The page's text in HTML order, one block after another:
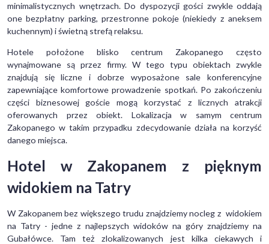
minimalistycznych wnętrzach. Do dyspozycji gości zwykle oddają
one bezpłatny parking, przestronne pokoje (niekiedy z aneksem
kuchennym) i świetną strefą relaksu.
Hotele położone blisko centrum Zakopanego często
wynajmowane są przez firmy. W tego typu obiektach zwykle
znajdują się liczne i dobrze wyposażone sale konferencyjne
zapewniające komfortowe prowadzenie spotkań. Po zakończeniu
części biznesowej goście mogą korzystać z licznych atrakcji
oferowanych przez obiekt. Lokalizacja w samym centrum
Zakopanego w takim przypadku zdecydowanie działa na korzyść
danego miejsca.
Hotel w Zakopanem z pięknym
widokiem na Tatry
W Zakopanem bez większego trudu znajdziemy nocleg z widokiem
na Tatry - jedne z najlepszych widoków na góry znajdziemy na
Gubałówce. Tam też zlokalizowanych jest kilka ciekawych i